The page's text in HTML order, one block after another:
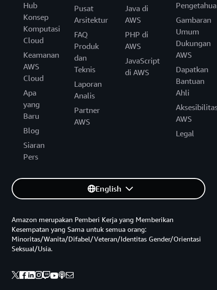
Hub
Konsep
Komputasi
Cloud
Keamanan
AWS
Cloud
Apa
yang
Baru
Blog
Siaran
Pers
Pusat
Arsitektur
FAQ
Produk
dan
Teknis
Laporan
Analis
Partner
AWS
Java di
AWS
PHP di
AWS
JavaScript
di AWS
Gambaran
Umum
Dukungan
AWS
Dapatkan
Bantuan
Ahli
AWS
Legal
English
Amazon merupakan Pemberi Kerja yang Memberikan
Kesempatan yang Sama untuk semua orang:
Minoritas/Wanita/Difabel/Veteran/Identitas Gender/Orientasi
Seksual/Usia.